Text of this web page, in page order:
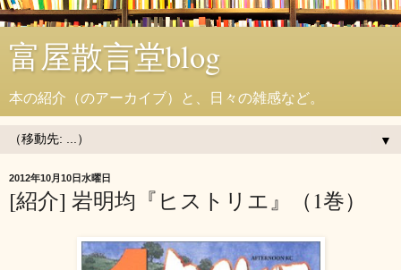
富屋散言堂blog
本の紹介（のアーカイブ）と、日々の雑感など。
▼
2012年10月10日水曜日
[紹介] 岩明均『ヒストリエ』（1巻）